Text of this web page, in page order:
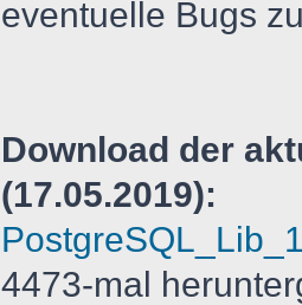
eventuelle Bugs
Download der
(17.05.2019):
4473-mal